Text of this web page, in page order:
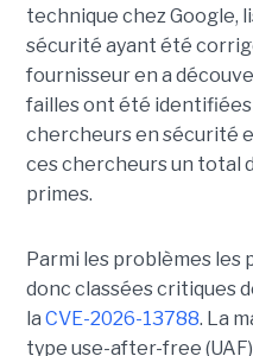
technique chez Google,
sécurité ayant été
fournisseur en a
failles ont été
chercheurs en sécurité
ces chercheurs un total
primes.
Parmi les problèmes les
donc classées critiques
la CVE-2026-13788. La
type use-after-free